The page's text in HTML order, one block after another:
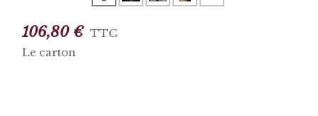
106,80 € TTC
Le carton